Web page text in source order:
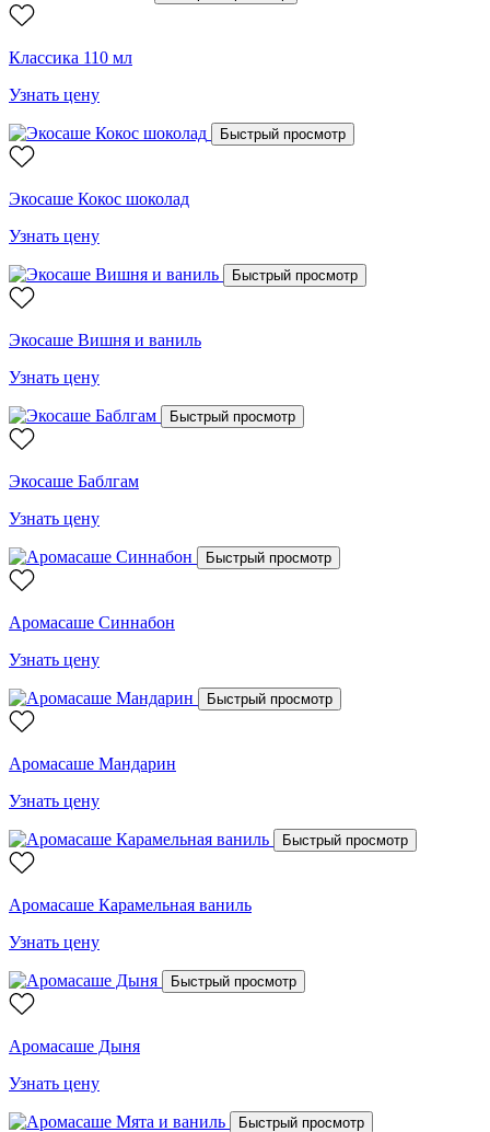
Классика 110 мл
Узнать цену
Быстрый просмотр
Экосаше Кокос шоколад
Узнать цену
Быстрый просмотр
Экосаше Вишня и ваниль
Узнать цену
Быстрый просмотр
Экосаше Баблгам
Узнать цену
Быстрый просмотр
Аромасаше Синнабон
Узнать цену
Быстрый просмотр
Аромасаше Мандарин
Узнать цену
Быстрый просмотр
Аромасаше Карамельная ваниль
Узнать цену
Быстрый просмотр
Аромасаше Дыня
Узнать цену
Быстрый просмотр